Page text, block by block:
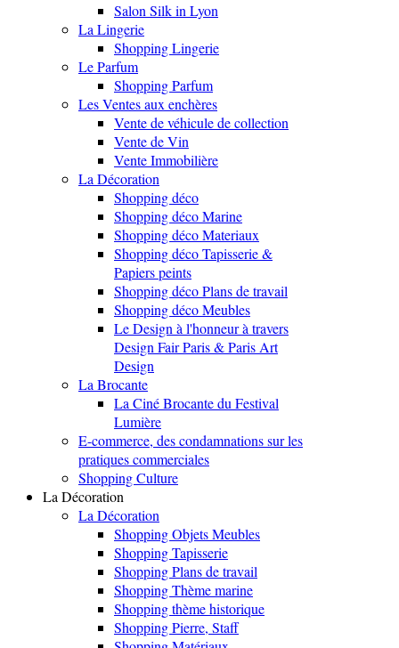
Salon Silk in Lyon
La Lingerie
Shopping Lingerie
Le Parfum
Shopping Parfum
Les Ventes aux enchères
Vente de véhicule de collection
Vente de Vin
Vente Immobilière
La Décoration
Shopping déco
Shopping déco Marine
Shopping déco Materiaux
Shopping déco Tapisserie &
Papiers peints
Shopping déco Plans de travail
Shopping déco Meubles
Le Design à l'honneur à travers
Design Fair Paris & Paris Art
Design
La Brocante
La Ciné Brocante du Festival
Lumière
E-commerce, des condamnations sur les
pratiques commerciales
Shopping Culture
La Décoration
La Décoration
Shopping Objets Meubles
Shopping Tapisserie
Shopping Plans de travail
Shopping Thème marine
Shopping thème historique
Shopping Pierre, Staff